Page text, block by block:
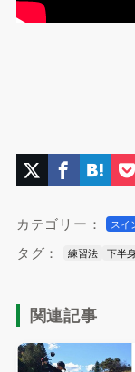
カテゴリー： スイ
タグ： 練習法 下半
関連記事